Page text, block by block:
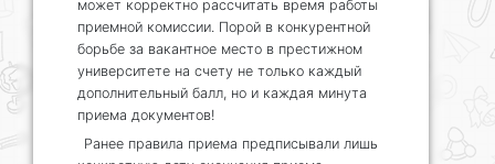
может корректно рассчитать время работы
приемной комиссии. Порой в конкурентной
борьбе за вакантное место в престижном
университете на счету не только каждый
дополнительный балл, но и каждая минута
приема документов!
Ранее правила приема предписывали лишь